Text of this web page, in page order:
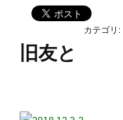
カテゴリ:
旧友と